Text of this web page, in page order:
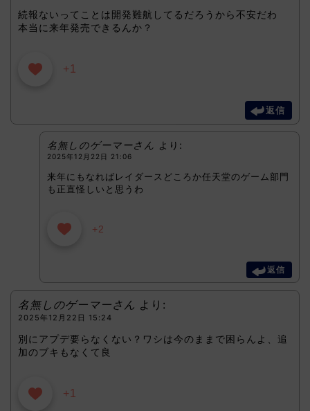
続報ないってことは開発難航してるだろうから不安だわ
本当に来年発売できるんか？
+1
返信
名無しのゲーマーさん より:
2025年12月22日 21:06
来年にもなればレイダースどころか任天堂のゲーム部門
も正直怪しいと思うわ
+2
返信
名無しのゲーマーさん より:
2025年12月22日 15:24
別にアプデ要らなくない？ワシは今のままで困らんよ、追
加のブキもなくて良
+1